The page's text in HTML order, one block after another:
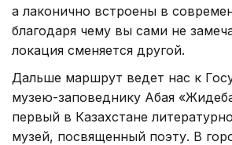
а лаконично встроены в
благодаря чему вы сами не
локация сменяется другой.
Дальше маршрут ведет нас к
музею-заповеднику Абая
первый в Казахстане
музей, посвященный поэту. В